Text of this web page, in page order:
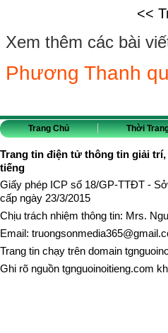
<<
Xem thêm các bài
Phương Thanh
Trang Chủ Thời
Trang tin điện tử thông tin giải
tiếng
Giấy phép ICP số 18/GP-TTĐT -
cấp ngày 23/3/2015
Chịu trách nhiệm thông tin: Mrs.
Email:
Trang tin chạy trên domain
Ghi rõ nguồn tgnguoinoitieng.com